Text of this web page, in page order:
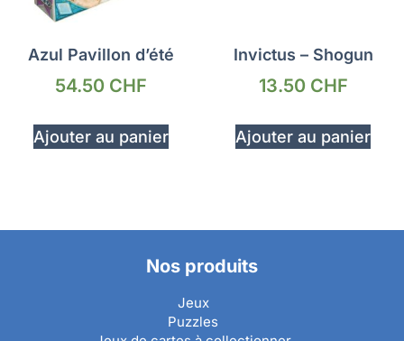
Azul Pavillon d’été
54.50 CHF
Ajouter au panier
Invictus – Shogun
13.50 CHF
Ajouter au panier
Nos produits
Jeux
Puzzles